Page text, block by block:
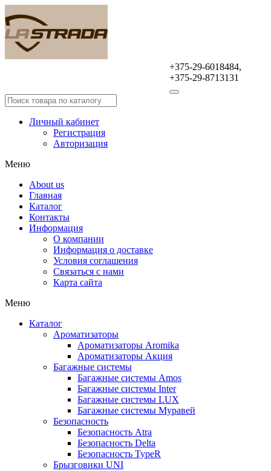
+375-29-6018484,
+375-29-8713131
Личный кабинет
Регистрация
Авторизация
Меню
About us
Главная
Каталог
Контакты
Информация
О компании
Информация о доставке
Условия соглашения
Связаться с нами
Карта сайта
Меню
Каталог
Ароматизаторы
Ароматизаторы Aromika
Ароматизаторы Акция
Багажные системы
Багажные системы Amos
Багажные системы Inter
Багажные системы LUX
Багажные системы Муравей
Безопасность
Безопасность Atra
Безопасность Delta
Безопасность TypeR
Брызговики UNI